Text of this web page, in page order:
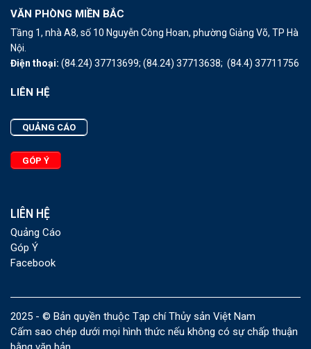
VĂN PHÒNG MIỀN BẮC
Tầng 1, nhà A8, số 10 Nguyễn Công Hoan, phường Giảng Võ, TP Hà
Nội.
Điện thoại: (84.24) 37713699; (84.24) 37713638; (84.4) 37711756
LIÊN HỆ
QUẢNG CÁO
GÓP Ý
LIÊN HỆ
Quảng Cáo
Góp Ý
Facebook
2025 - © Bản quyền thuộc Tạp chí Thủy sản Việt Nam
Cấm sao chép dưới mọi hình thức nếu không có sự chấp thuận